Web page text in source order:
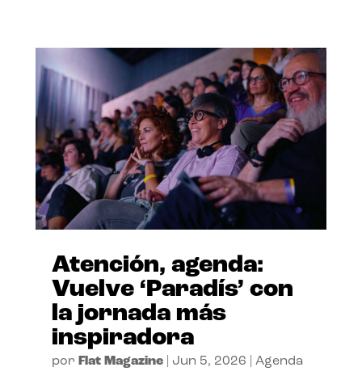
Atención, agenda:
Vuelve ‘Paradís’ con
la jornada más
inspiradora
por Flat Magazine| Jun 5, 2026 Agenda